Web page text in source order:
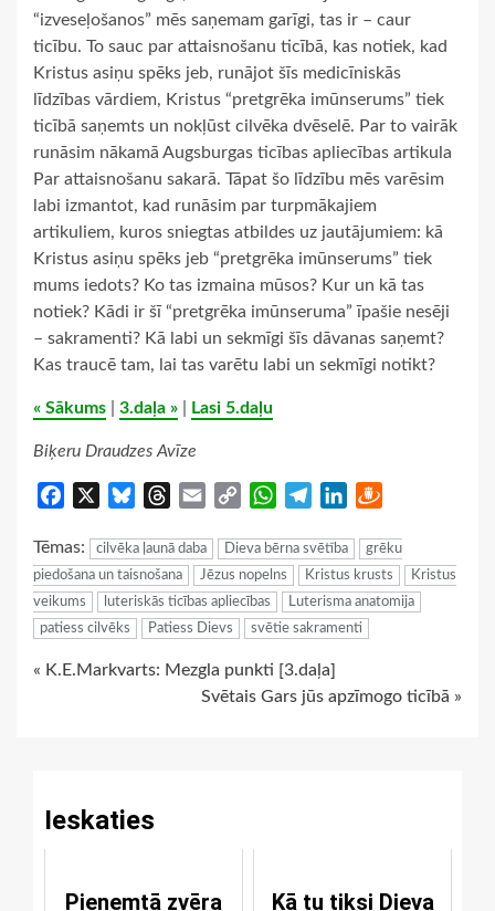
“izveseļošanos” mēs saņemam garīgi, tas ir – caur
ticību. To sauc par attaisnošanu ticībā, kas notiek, kad
Kristus asiņu spēks jeb, runājot šīs medicīniskās
līdzības vārdiem, Kristus “pretgrēka imūnserums” tiek
ticībā saņemts un nokļūst cilvēka dvēselē. Par to vairāk
runāsim nākamā Augsburgas ticības apliecības artikula
Par attaisnošanu sakarā. Tāpat šo līdzību mēs varēsim
labi izmantot, kad runāsim par turpmākajiem
artikuliem, kuros sniegtas atbildes uz jautājumiem: kā
Kristus asiņu spēks jeb “pretgrēka imūnserums” tiek
mums iedots? Ko tas izmaina mūsos? Kur un kā tas
notiek? Kādi ir šī “pretgrēka imūnseruma” īpašie nesēji
– sakramenti? Kā labi un sekmīgi šīs dāvanas saņemt?
Kas traucē tam, lai tas varētu labi un sekmīgi notikt?
« Sākums 3.daļa » Lasi 5.daļu
Biķeru Draudzes Avīze
Facebook BlueskyThreads
Email
Copy
WhatsApp
TelegramLinkedIn
Tēmas: cilvēka ļaunā daba Dieva bērna svētība
grēku
piedošana un taisnošana
Jēzus nopelns Kristus krusts
Kristus
veikums
luteriskās ticības apliecības
Luterisma anatomija
patiess cilvēks
Patiess Dievs svētie sakramenti
Continue
« K.E.Markvarts: Mezgla punkti [3.daļa]
Svētais Gars jūs apzīmogo ticībā »
Ieskaties
Pieņemtā zvēra
Kā tu tiksi Dieva